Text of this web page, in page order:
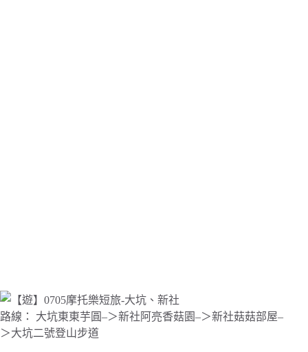
路線： 大坑東東芋圓–＞新社阿亮香菇園–＞新社菇菇部屋–
＞大坑二號登山步道